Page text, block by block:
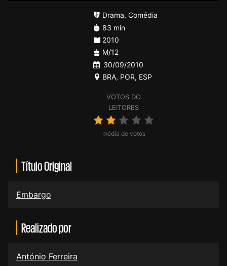
VOTOS DO
LEITORES
média de votos
Drama, Comédia
83 min
2010
M/12
30/09/2010
BRA, POR, ESP
Título Original
Embargo
Realizado por
António Ferreira